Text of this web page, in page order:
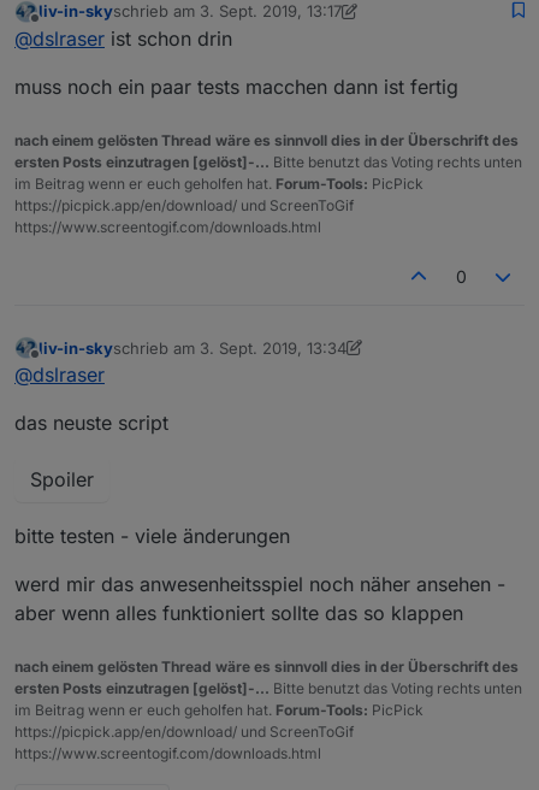
Switch (an/aus) habe ich mal den unteren Teil
auskommentiert und dafür mal den Wifi_an Switch
ausschalten.
Spoiler
Spoiler
Offline
liv-in-skyschrieb am 3. Sept. 2019, 13:17
zuletzt editiert von liv-in-sky 9. März 2019, 15:17
@dslraser ist schon drin
muss noch ein paar tests macchen dann ist fertig
nach einem gelösten Thread wäre es sinnvoll dies in der Überschrift des
ersten Posts einzutragen [gelöst]-... Bitte benutzt das Voting rechts unten
im Beitrag wenn er euch geholfen hat. Forum-Tools: PicPick
https://picpick.app/en/download/ und ScreenToGif
https://www.screentogif.com/downloads.html
0
Offline
liv-in-skyschrieb am 3. Sept. 2019, 13:34
zuletzt editiert von liv-in-sky9. März 2019, 15:35
@dslraser
das neuste script
Spoiler
bitte testen - viele änderungen
werd mir das anwesenheitsspiel noch näher ansehen -
aber wenn alles funktioniert sollte das so klappen
nach einem gelösten Thread wäre es sinnvoll dies in der Überschrift des
ersten Posts einzutragen [gelöst]-... Bitte benutzt das Voting rechts unten
im Beitrag wenn er euch geholfen hat. Forum-Tools: PicPick
https://picpick.app/en/download/ und ScreenToGif
https://www.screentogif.com/downloads.html